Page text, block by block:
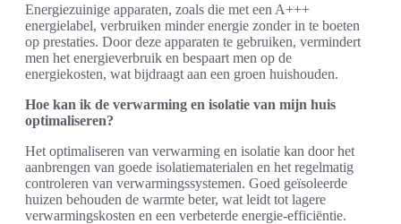
Energiezuinige apparaten, zoals die met een A+++
energielabel, verbruiken minder energie zonder in te boeten
op prestaties. Door deze apparaten te gebruiken, vermindert
men het energieverbruik en bespaart men op de
energiekosten, wat bijdraagt aan een groen huishouden.
Hoe kan ik de verwarming en isolatie van mijn huis
optimaliseren?
Het optimaliseren van verwarming en isolatie kan door het
aanbrengen van goede isolatiematerialen en het regelmatig
controleren van verwarmingssystemen. Goed geïsoleerde
huizen behouden de warmte beter, wat leidt tot lagere
verwarmingskosten en een verbeterde energie-efficiëntie.